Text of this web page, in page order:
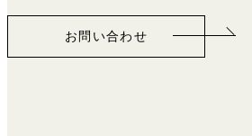
お問い合わせ